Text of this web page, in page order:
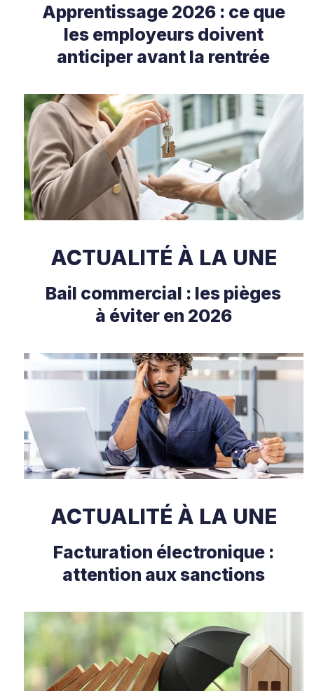
Apprentissage 2026 : ce que
les employeurs doivent
anticiper avant la rentrée
ACTUALITÉ À LA UNE
Bail commercial : les pièges
à éviter en 2026
ACTUALITÉ À LA UNE
Facturation électronique :
attention aux sanctions